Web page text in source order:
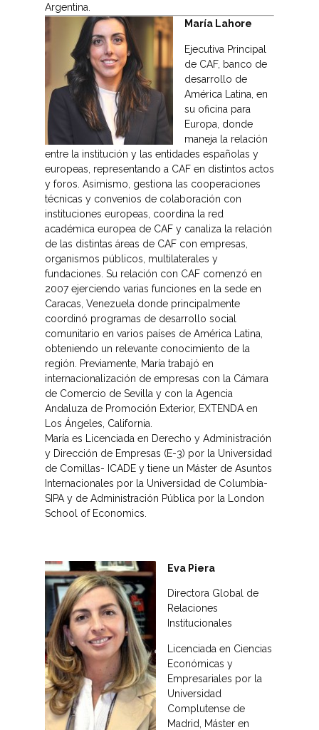
Argentina.
María Lahore
Ejecutiva Principal
de CAF, banco de
desarrollo de
América Latina, en
su oficina para
Europa, donde
maneja la relación
entre la institución y las entidades españolas y
europeas, representando a CAF en distintos actos
y foros. Asimismo, gestiona las cooperaciones
técnicas y convenios de colaboración con
instituciones europeas, coordina la red
académica europea de CAF y canaliza la relación
de las distintas áreas de CAF con empresas,
organismos públicos, multilaterales y
fundaciones. Su relación con CAF comenzó en
2007 ejerciendo varias funciones en la sede en
Caracas, Venezuela donde principalmente
coordinó programas de desarrollo social
comunitario en varios países de América Latina,
obteniendo un relevante conocimiento de la
región. Previamente, María trabajó en
internacionalización de empresas con la Cámara
de Comercio de Sevilla y con la Agencia
Andaluza de Promoción Exterior, EXTENDA en
Los Ángeles, California.
María es Licenciada en Derecho y Administración
y Dirección de Empresas (E-3) por la Universidad
de Comillas- ICADE y tiene un Máster de Asuntos
Internacionales por la Universidad de Columbia-
SIPA y de Administración Pública por la London
School of Economics.
Eva Piera
Directora Global de
Relaciones
Institucionales
Licenciada en Ciencias
Económicas y
Empresariales por la
Universidad
Complutense de
Madrid, Máster en